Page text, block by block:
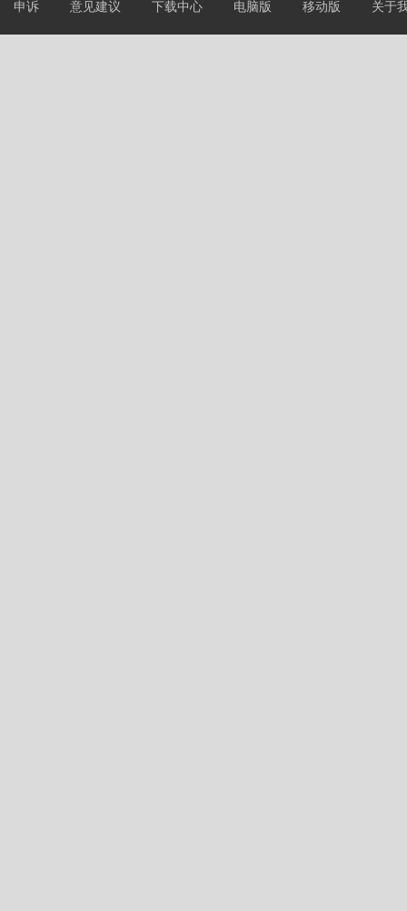
申诉 意见建议 下载中心 电脑版 移动版 关于